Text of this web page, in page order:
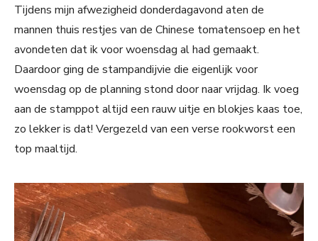
Tijdens mijn afwezigheid donderdagavond aten de
mannen thuis restjes van de Chinese tomatensoep en het
avondeten dat ik voor woensdag al had gemaakt.
Daardoor ging de stampandijvie die eigenlijk voor
woensdag op de planning stond door naar vrijdag. Ik voeg
aan de stamppot altijd een rauw uitje en blokjes kaas toe,
zo lekker is dat! Vergezeld van een verse rookworst een
top maaltijd.